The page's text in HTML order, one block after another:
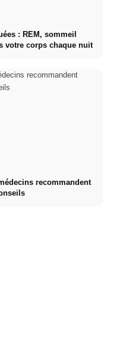
: REM, sommeil
votre corps chaque nuit
recommandent